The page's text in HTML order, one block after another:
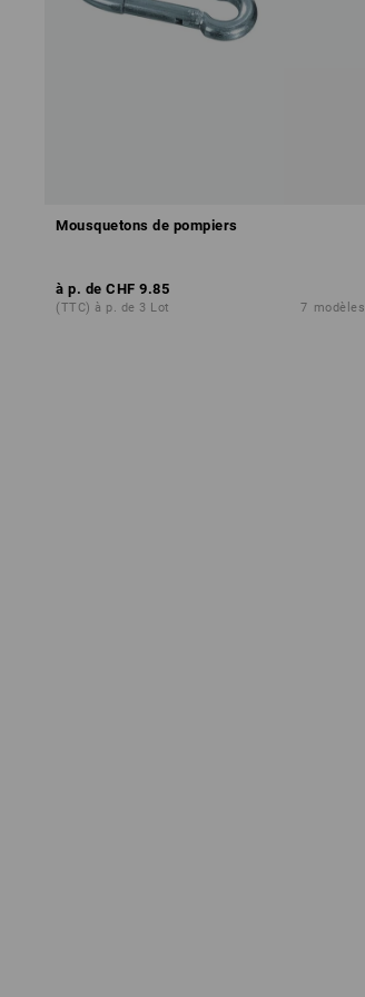
Mousquetons de pompiers
à p. de CHF 9.85
(TTC) à p. de 3 Lot 7 modèles